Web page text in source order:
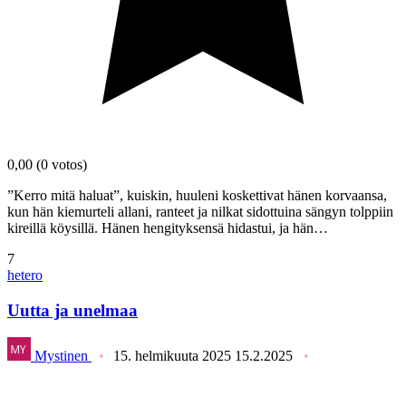
0,00 (0 votos)
”Kerro mitä haluat”, kuiskin, huuleni koskettivat hänen korvaansa,
kun hän kiemurteli allani, ranteet ja nilkat sidottuina sängyn tolppiin
kireillä köysillä. Hänen hengityksensä hidastui, ja hän…
7
hetero
Uutta ja unelmaa
Mystinen 15. helmikuuta 2025 15.2.2025